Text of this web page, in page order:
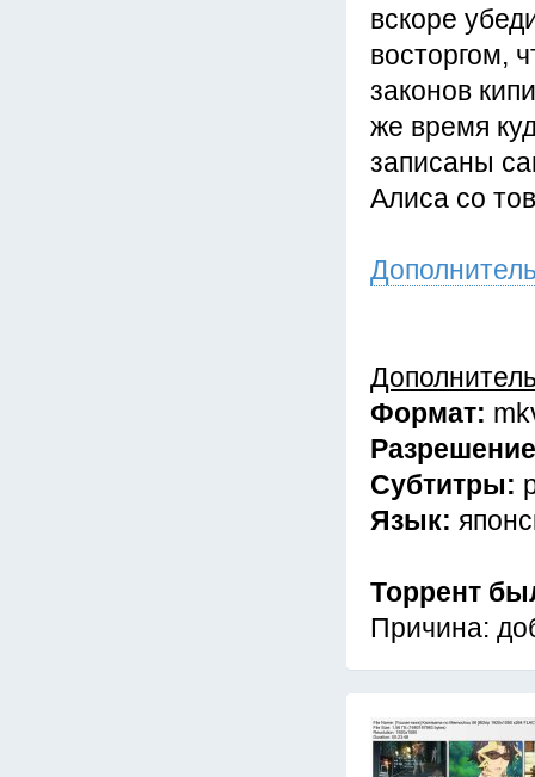
вскоре
восторгом,
законов
же время
записаны
Алиса со
Формат:
Субтитры:
Язык:
Торрент
Причина: